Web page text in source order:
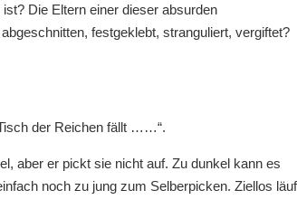
Die Eltern einer dieser absurden
festgeklebt, stranguliert, vergiftet?
der Reichen fällt ……“.
aber er pickt sie nicht auf. Zu dunkel kann es
noch zu jung zum Selberpicken. Ziellos